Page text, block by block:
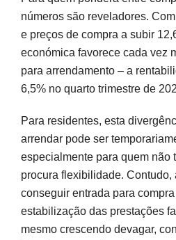
números são reveladores.
e preços de compra a subir
económica favorece cada vez
para arrendamento – a
6,5% no quarto trimestre de
Para residentes, esta
arrendar pode ser
especialmente para quem não
procura flexibilidade. Contudo,
conseguir entrada para
estabilização das prestações
mesmo crescendo devagar,